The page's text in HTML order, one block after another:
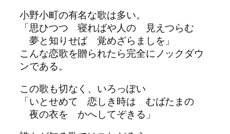
小野小町の有名な歌は多い。
「思ひつつ 寝ればや人の 見えつらむ
夢と知りせば 覚めざらましを」
こんな恋歌を贈られたら完全にノックダウ
ンである。
この歌も切なく、いろっぽい
「いとせめて 恋しき時は むばたまの
夜の衣を かへしてぞきる」